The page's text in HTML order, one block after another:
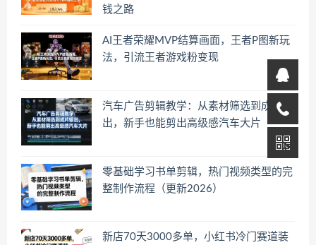
钱之路
AI王者荣耀MVP结算画面，王者P图新玩
法，引流王者游戏粉变现
汽车广告剪辑教学：从素材筛选到成片输
出，新手也能剪出高级感汽车大片
零基础学习书单剪辑，热门视频类型的完
整制作流程（更新2026）
新店70天3000多单，小红书冷门赛道装